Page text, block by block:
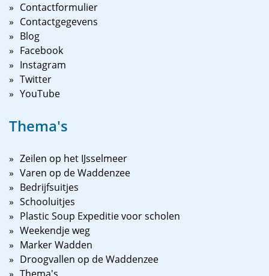
Contactformulier
Contactgegevens
Blog
Facebook
Instagram
Twitter
YouTube
Thema's
Zeilen op het IJsselmeer
Varen op de Waddenzee
Bedrijfsuitjes
Schooluitjes
Plastic Soup Expeditie voor scholen
Weekendje weg
Marker Wadden
Droogvallen op de Waddenzee